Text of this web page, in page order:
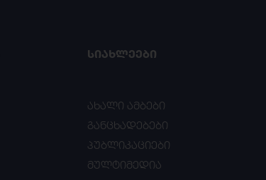
ᲡᲘᲐᲮᲚᲔᲔᲑᲘ
ახალი ამბები
განცხადებები
პუბლიკაციები
მულტიმედია